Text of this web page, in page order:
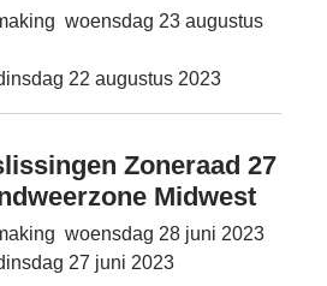
woensdag 23 augustus
22 augustus 2023
Zoneraad 27
Midwest
woensdag 28 juni 2023
27 juni 2023